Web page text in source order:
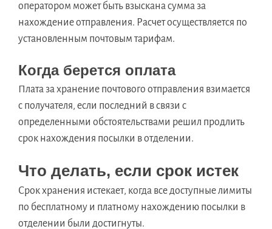
оператором может быть взыскана сумма за
нахождение отправления. Расчет осуществляется по
установленным почтовым тарифам.
Когда берется оплата
Плата за хранение почтового отправления взимается
с получателя, если последний в связи с
определенными обстоятельствами решил продлить
срок нахождения посылки в отделении.
Что делать, если срок истек
Срок хранения истекает, когда все доступные лимиты
по бесплатному и платному нахождению посылки в
отделении были достигнуты.